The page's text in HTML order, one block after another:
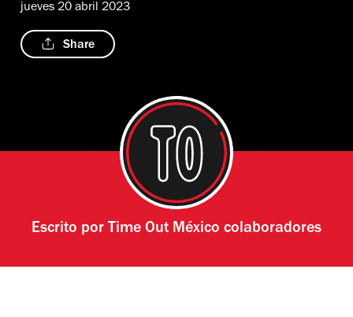
jueves 20 abril 2023
Share
Escrito por Time Out México colaboradores